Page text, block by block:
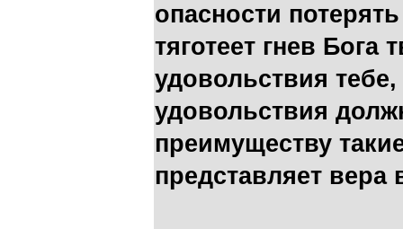
опасности
тяготеет гнев Бога
удовольствия
удовольствия
преимуществу
представляет вера